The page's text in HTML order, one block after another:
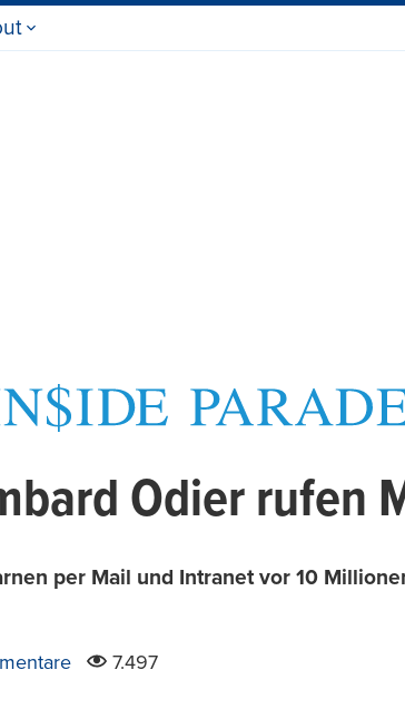
Odier rufen
per Mail und Intranet vor 10
7.497